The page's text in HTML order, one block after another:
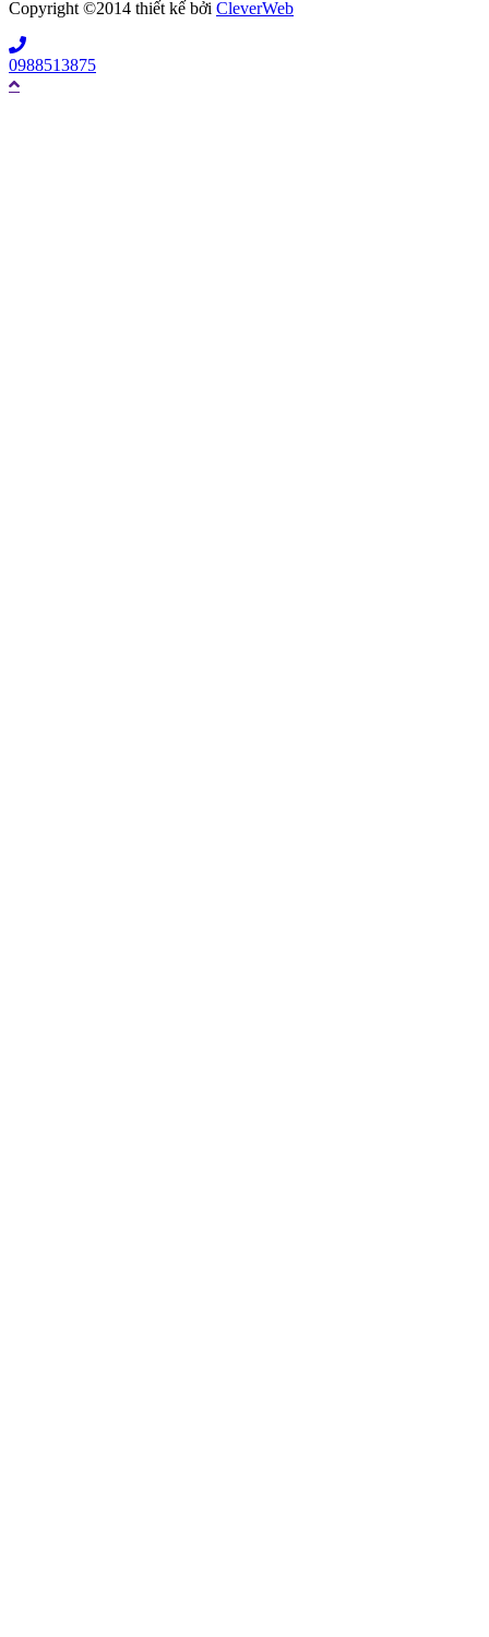
Copyright ©2014 thiết kế bởi CleverWeb
0988513875